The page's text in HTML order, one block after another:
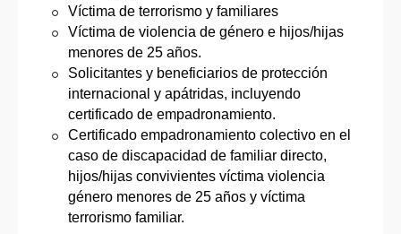
Víctima de terrorismo y familiares
Víctima de violencia de género e hijos/hijas
menores de 25 años.
Solicitantes y beneficiarios de protección
internacional y apátridas, incluyendo
certificado de empadronamiento.
Certificado empadronamiento colectivo en el
caso de discapacidad de familiar directo,
hijos/hijas convivientes víctima violencia
género menores de 25 años y víctima
terrorismo familiar.